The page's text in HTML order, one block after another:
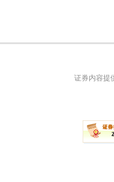
证券内容提